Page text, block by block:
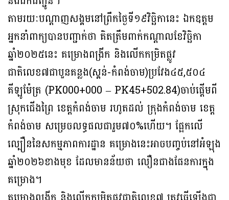
តាមរយៈបណ្ដាញសង្គមនៅព្រឹកថ្ងៃទី១៩វិច្ឆិកានេះ ឯកឧត្ដម
អ្នកនាំពាក្យបានបញ្ជាក់ថា គិតត្រឹមពាក់កណ្តាលខែវិច្ឆិកា
ឆ្នាំ២០២៥នេះ គម្រោងពង្រីក និងលើកកម្រិតផ្លូវ
ជាតិលេខ៧ជាបួនគន្លង(ស្គន់-កំពង់ចាម)ប្រវែង៤៥,៥០៤
គីឡូម៉ែត្រ (PK000+000 – PK45+502.84)ចាប់ផ្តើមពី
ស្រុកជើងព្រៃ ខេត្តកំពង់ចាម រហូតដល់ ក្រុងកំពង់ចាម ខេត្ត
កំពង់ចាម សម្រេចលទ្ធផលជារួម៧០%ហើយ។ ផ្អែកលើ
ល្បឿននៃសកម្មភាពការដ្ឋាន គម្រោងនេះអាចបញ្ចប់នៅអំឡុង
ឆ្នាំ២០២៦ខាងមុខ ដែលមានន័យថា លឿនជាងផែនការក្នុង
គម្រោង។